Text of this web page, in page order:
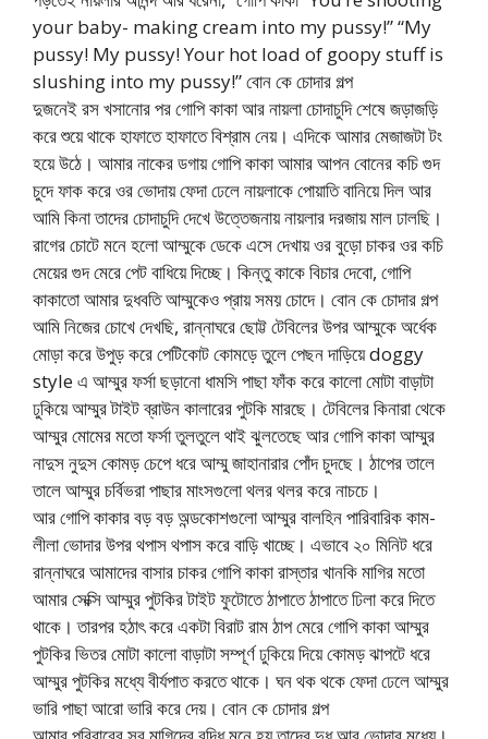
your baby- making cream into my pussy!” “My
pussy! My pussy! Your hot load of goopy stuff is
slushing into my pussy!” বোন কে চোদার গল্প
দুজনেই রস খসানোর পর গোপি কাকা আর নায়লা চোদাচুদি শেষে জড়াজড়ি
করে শুয়ে থাকে হাফাতে হাফাতে বিশ্রাম নেয়। এদিকে আমার মেজাজটা টং
হয়ে উঠে। আমার নাকের ডগায় গোপি কাকা আমার আপন বোনের কচি গুদ
চুদে ফাক করে ওর ভোদায় ফেদা ঢেলে নায়লাকে পোয়াতি বানিয়ে দিল আর
আমি কিনা তাদের চোদাচুদি দেখে উত্তেজনায় নায়লার দরজায় মাল ঢালছি।
রাগের চোটে মনে হলো আম্মুকে ডেকে এসে দেখায় ওর বুড়ো চাকর ওর কচি
মেয়ের গুদ মেরে পেট বাধিয়ে দিচ্ছে। কিন্তু কাকে বিচার দেবো, গোপি
কাকাতো আমার দুধবতি আম্মুকেও প্রায় সময় চোদে। বোন কে চোদার গল্প
আমি নিজের চোখে দেখছি, রান্নাঘরে ছোট্ট টেবিলের উপর আম্মুকে অর্ধেক
মোড়া করে উপুড় করে পেটিকোট কোমড়ে তুলে পেছন দাড়িয়ে doggy
style এ আম্মুর ফর্সা ছড়ানো ধামসি পাছা ফাঁক করে কালো মোটা বাড়াটা
ঢুকিয়ে আম্মুর টাইট ব্রাউন কালারের পুটকি মারছে। টেবিলের কিনারা থেকে
আম্মুর মোমের মতো ফর্সা তুলতুলে থাই ঝুলতেছে আর গোপি কাকা আম্মুর
নাদুস নুদুস কোমড় চেপে ধরে আম্মু জাহানারার পোঁদ চুদছে। ঠাপের তালে
তালে আম্মুর চর্বিভরা পাছার মাংসগুলো থলর থলর করে নাচচে।
আর গোপি কাকার বড় বড় অন্ডকোশগুলো আম্মুর বালহিন পারিবারিক কাম-
লীলা ভোদার উপর থপাস থপাস করে বাড়ি খাচ্ছে। এভাবে ২০ মিনিট ধরে
রান্নাঘরে আমাদের বাসার চাকর গোপি কাকা রাস্তার খানকি মাগির মতো
আমার সেক্সি আম্মুর পুটকির টাইট ফুটোতে ঠাপাতে ঠাপাতে ঢিলা করে দিতে
থাকে। তারপর হঠাৎ করে একটা বিরাট রাম ঠাপ মেরে গোপি কাকা আম্মুর
পুটকির ভিতর মোটা কালো বাড়াটা সম্পূর্ণ ঢুকিয়ে দিয়ে কোমড় ঝাপটে ধরে
আম্মুর পুটকির মধ্যে বীর্যপাত করতে থাকে। ঘন থক থকে ফেদা ঢেলে আম্মুর
ভারি পাছা আরো ভারি করে দেয়। বোন কে চোদার গল্প